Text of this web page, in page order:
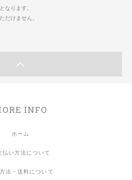
なります。
だけません。
INFO
ホーム
払い方法について
法・送料について